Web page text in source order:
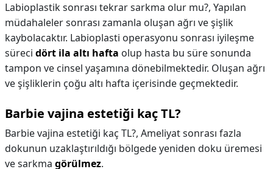
Labioplastik sonrası tekrar sarkma olur mu?, Yapılan
müdahaleler sonrası zamanla oluşan ağrı ve şişlik
kaybolacaktır. Labioplasti operasyonu sonrası iyileşme
süreci dört ila altı hafta olup hasta bu süre sonunda
tampon ve cinsel yaşamına dönebilmektedir. Oluşan ağrı
ve şişliklerin çoğu altı hafta içerisinde geçmektedir.
Barbie vajina estetiği kaç TL?
Barbie vajina estetiği kaç TL?, Ameliyat sonrası fazla
dokunun uzaklaştırıldığı bölgede yeniden doku üremesi
ve sarkma görülmez.